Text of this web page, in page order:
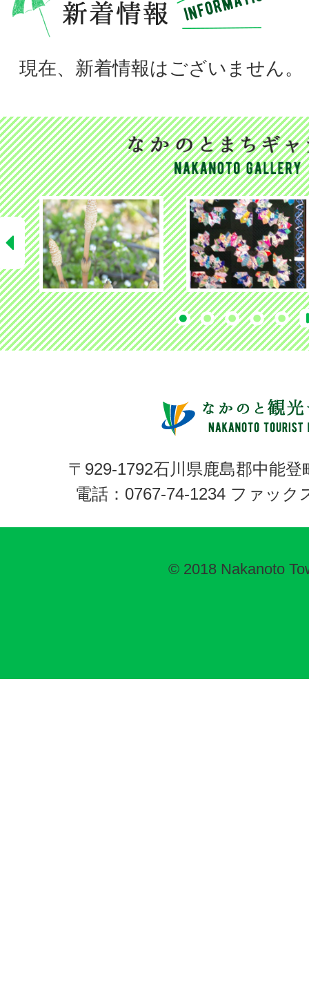
現在、新着情報はございません。
〒929-1792石川県鹿島郡中能登
電話：0767-74-1234 ファック
© 2018 Nakanoto